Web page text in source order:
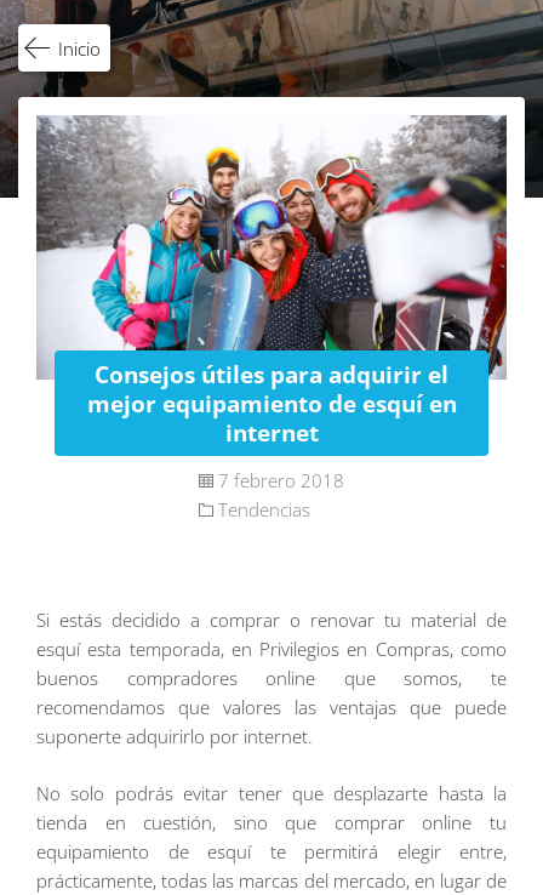
Inicio
Consejos útiles para adquirir el
mejor equipamiento de esquí en
internet
7 febrero 2018
Tendencias
Si estás decidido a comprar o renovar tu material de
esquí esta temporada, en Privilegios en Compras, como
buenos compradores online que somos, te
recomendamos que valores las ventajas que puede
suponerte adquirirlo por internet.
No solo podrás evitar tener que desplazarte hasta la
tienda en cuestión, sino que comprar online tu
equipamiento de esquí te permitirá elegir entre,
prácticamente, todas las marcas del mercado, en lugar de